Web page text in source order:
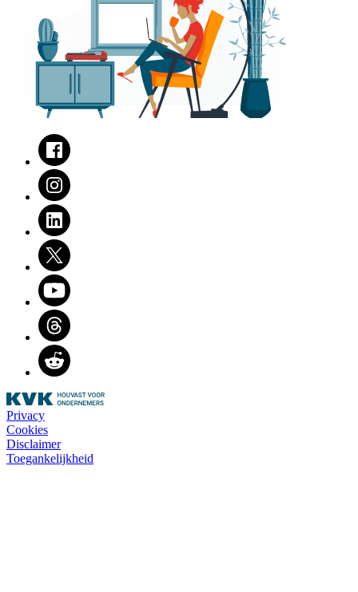
Facebook
Instagram
LinkedIn
Twitter
Youtube
Threads
Reddit
Privacy
Cookies
Disclaimer
Toegankelijkheid